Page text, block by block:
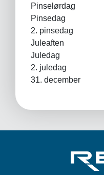
Pinselørdag
Pinsedag
2. pinsedag
Juleaften
Juledag
2. juledag
31. december